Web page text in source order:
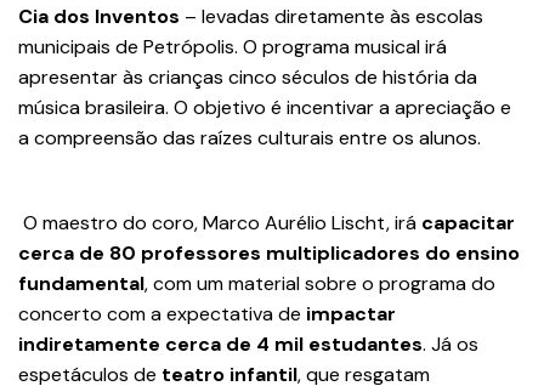
Cia dos Inventos – levadas diretamente às escolas
municipais de Petrópolis. O programa musical irá
apresentar às crianças cinco séculos de história da
música brasileira. O objetivo é incentivar a apreciação e
a compreensão das raízes culturais entre os alunos.
O maestro do coro, Marco Aurélio Lischt, irá capacitar
cerca de 80 professores multiplicadores do ensino
fundamental, com um material sobre o programa do
concerto com a expectativa de impactar
indiretamente cerca de 4 mil estudantes. Já os
espetáculos de teatro infantil, que resgatam